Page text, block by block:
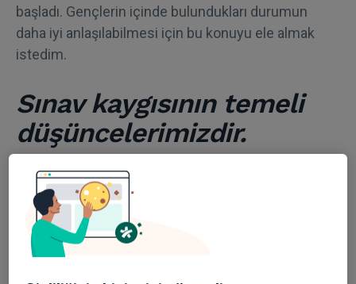
başladı. Gençlerin içinde bulundukları durumun
daha iyi anlaşılabilmesi için bu konuyu ele almak
istedim.
Sınav kaygısının temeli
düşüncelerimizdir.
Sınav kaygıları temelde anlam verme ve düşünme
sorunlarından köken alır. Bir şeye nasıl bakarsak
öyle görürüz. Nasıl baktığımızı sorgulamazsak isek
hatayı nerede yaptığımızı fark edemeden kaygıların
içinde boğuşur dururuz.